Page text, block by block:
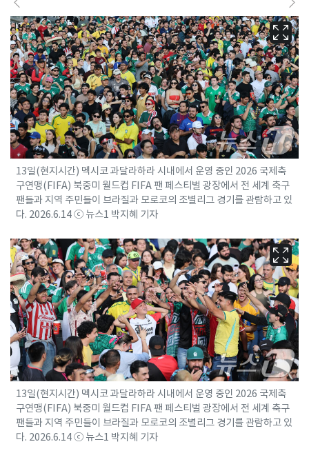
13일(현지시간) 멕시코 과달라하라 시내에서 운영 중인 2026 국제축
구연맹(FIFA) 북중미 월드컵 FIFA 팬 페스티벌 광장에서 전 세계 축구
팬들과 지역 주민들이 브라질과 모로코의 조별리그 경기를 관람하고 있
다. 2026.6.14 ⓒ 뉴스1 박지혜 기자
13일(현지시간) 멕시코 과달라하라 시내에서 운영 중인 2026 국제축
구연맹(FIFA) 북중미 월드컵 FIFA 팬 페스티벌 광장에서 전 세계 축구
팬들과 지역 주민들이 브라질과 모로코의 조별리그 경기를 관람하고 있
다. 2026.6.14 ⓒ 뉴스1 박지혜 기자